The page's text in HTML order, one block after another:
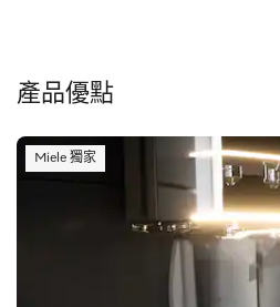
產品優點
Miele 獨家